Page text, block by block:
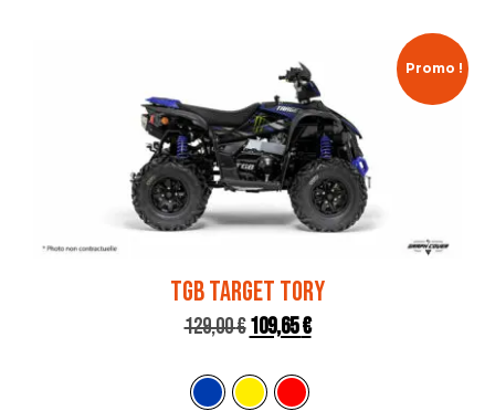
Promo !
TGB TARGET TORY
129,00€109,65€